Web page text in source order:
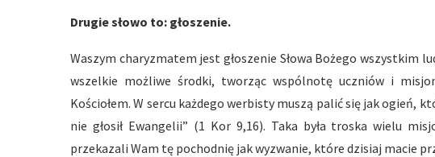
Drugie słowo to: głoszenie.
Waszym charyzmatem jest głoszenie Słowa Bożego wszystkim
wszelkie możliwe środki, tworząc wspólnotę uczniów i
Kościołem. W sercu każdego werbisty muszą palić się jak ogień,
nie głosił Ewangelii” (1 Kor 9,16). Taka była troska wielu
przekazali Wam tę pochodnię jak wyzwanie, które dzisiaj macie